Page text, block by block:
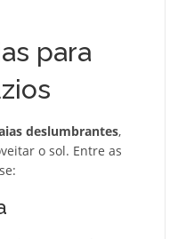
para
deslumbrantes,
o sol. Entre as